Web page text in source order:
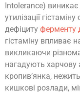
Intolerance)
утилізації
дефіциту ферменту
гістаміну впливає
викликаючи
нагадують харчову
кропив’янка,
кишкові розлади,